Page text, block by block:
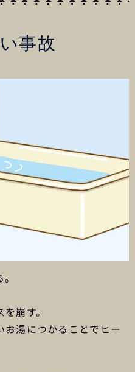
事故
崩す。
お湯につかることでヒー